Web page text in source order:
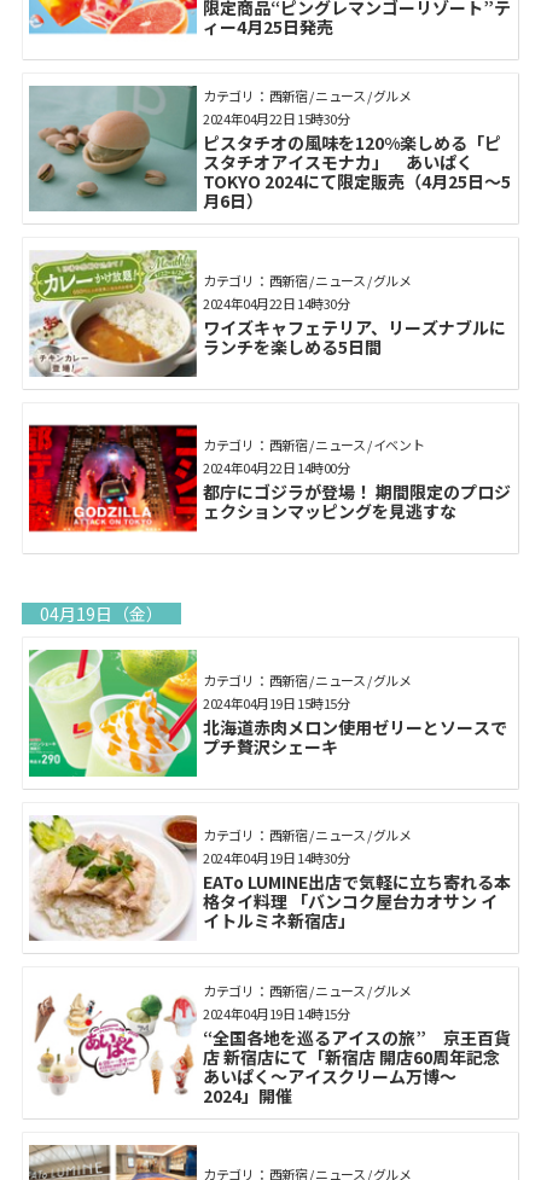
限定商品“ピングレマンゴーリゾート”テ
ィー4月25日発売
カテゴリ： 西新宿 / ニュース / グルメ
ピスタチオの⾵味を120%楽しめる「ピ
スタチオアイスモナカ」 あいぱく
TOKYO 2024にて限定販売（4月25日～5
月6日）
2024年04月22日 15時30分
カテゴリ： 西新宿 / ニュース / グルメ
ワイズキャフェテリア、リーズナブルに
ランチを楽しめる5日間
2024年04月22日 14時30分
カテゴリ： 西新宿 / ニュース / イベント
都庁にゴジラが登場！ 期間限定のプロジ
ェクションマッピングを見逃すな
2024年04月22日 14時00分
04月19日（金）
カテゴリ： 西新宿 / ニュース / グルメ
北海道赤肉メロン使用ゼリーとソースで
プチ贅沢シェーキ
2024年04月19日 15時15分
カテゴリ： 西新宿 / ニュース / グルメ
EATo LUMINE出店で気軽に立ち寄れる本
格タイ料理 「バンコク屋台カオサン イ
イトルミネ新宿店」
2024年04月19日 14時30分
カテゴリ： 西新宿 / ニュース / グルメ
“全国各地を巡るアイスの旅” 京王百貨
店 新宿店にて「新宿店 開店60周年記念
あいぱく～アイスクリーム万博～
2024」開催
2024年04月19日 14時15分
カテゴリ： 西新宿 / ニュース / グルメ